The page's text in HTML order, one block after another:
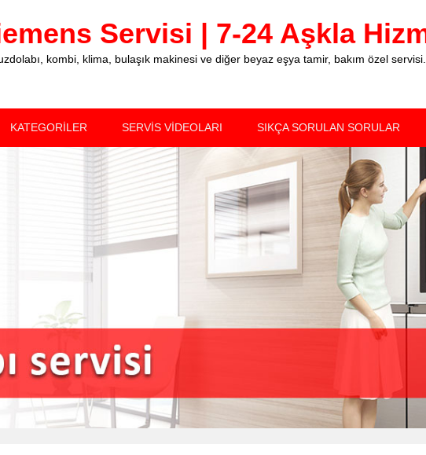
Servisi | 7-24 Aşkla
kombi, klima, bulaşık makinesi ve diğer beyaz eşya tamir, bakım özel servisi.
KATEGORİLER SERVİS VİDEOLARI SIKÇA SORULAN SORULAR